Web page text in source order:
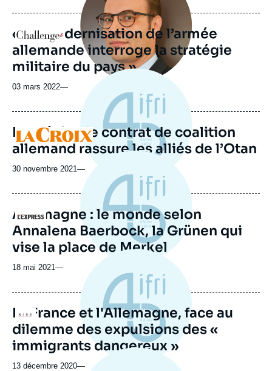
publication
Logo
« La modernisation de l’armée
allemande interroge la stratégie
militaire du pays »
03 mars 2022—
Logo
Nucléaire, le contrat de coalition
allemand rassure les alliés de l’Otan
30 novembre 2021—
Logo
Allemagne : le monde selon
Annalena Baerbock, la Grünen qui
vise la place de Merkel
18 mai 2021—
Logo
La France et l'Allemagne, face au
dilemme des expulsions des «
immigrants dangereux »
13 décembre 2020—